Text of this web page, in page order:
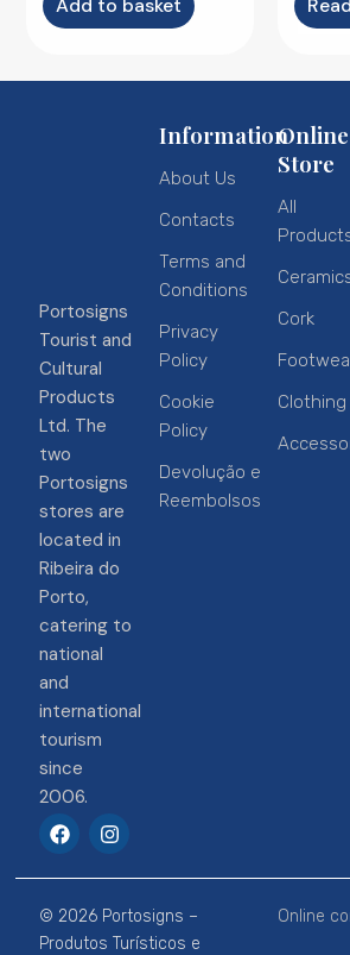
Add to basket
Portosigns
Tourist and
Cultural
Products
Ltd. The
two
Portosigns
stores are
located in
Ribeira do
Porto,
catering to
national
and
international
tourism
since
2006.
F
a
e
b
o
o
I
n
t
a
g
r
Information
About Us
Contacts
Terms and
Conditions
Privacy
Policy
Cookie
Policy
Devolução e
Reembolsos
Online
Store
All
Cork
Clothing
© 2026 Portosigns –
Produtos Turísticos e
Online